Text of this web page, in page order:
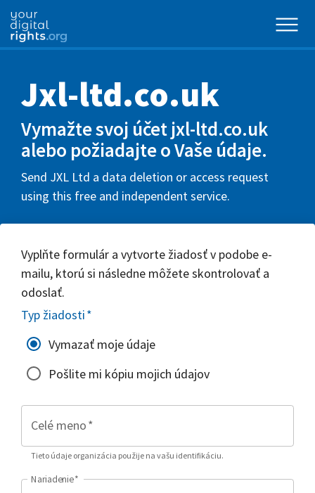
Jxl-ltd.co.uk
Vymažte svoj účet jxl-ltd.co.uk
alebo požiadajte o Vaše údaje.
Send JXL Ltd a data deletion or access request
using this free and independent service.
Vyplňte formulár a vytvorte žiadosť v podobe e-
mailu, ktorú si následne môžete skontrolovať a
odoslať.
Typ žiadosti*
Vymazať moje údaje
Pošlite mi kópiu mojich údajov
Celé meno*
Tieto údaje organizácia použije na vašu identifikáciu.
Nariadenie*